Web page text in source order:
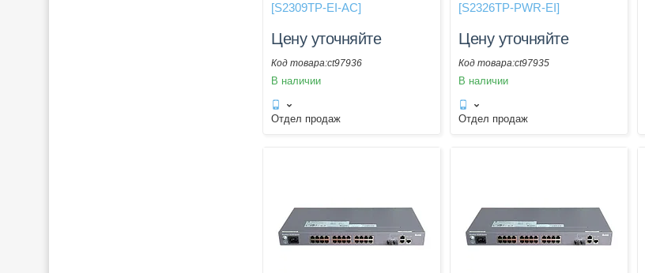
[S2309TP-EI-AC]
Цену уточняйте
ct97936
В наличии
Отдел продаж
[S2326TP-PWR-EI]
Цену уточняйте
ct97935
В наличии
Отдел продаж